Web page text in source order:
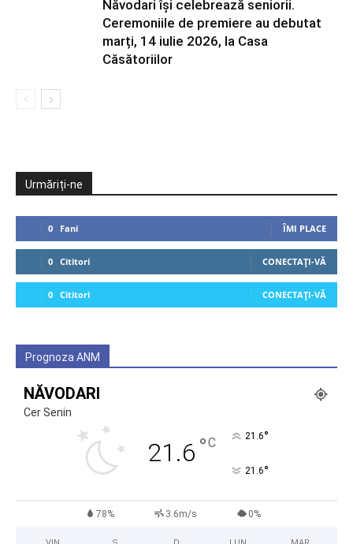
Năvodari își celebrează seniorii.
Ceremoniile de premiere au debutat
marți, 14 iulie 2026, la Casa
Căsătoriilor
Urmăriți-ne
0 Fani ÎMI PLACE
0 Cititori CONECTAȚI-VĂ
0 Cititori CONECTAȚI-VĂ
Prognoza ANM
NĂVODARI
Cer Senin
21.6 °C 21.6°
21.6°
78% 3.6m/s 0%